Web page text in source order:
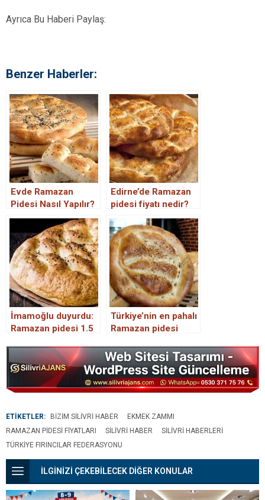
Ayrıca Bu Haberi Paylaş:
Benzer Haberler:
Evde Ramazan
Pidesi Nasıl Yapılır?
Ramazan Pidesi
Malzemeleri ve
Evde Ramazan
Pidesi Tarifi…
Edirne’de Ramazan
pidesi fiyatı nedir?
İmamoğlu duyurdu:
Ramazan pidesi 1.5
Türkiye’nin en pahalı
Ramazan pidesi
ETİKETLER: BIZIM SILIVRI HABER
EKMEK ZAMMI
RAMAZAN PIDESI FIYATLARI
SILIVRI HABER
SILIVRI HABERLERI
TÜRKIYE FIRINCILAR FEDERASYONU
İLGİNİZİ ÇEKEBİLECEK DİĞER KONULAR